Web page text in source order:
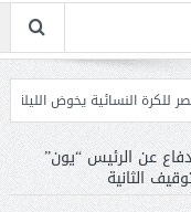
يخوض الليلة مباراة وداع أمم
عن الرئيس “يون”
الثانية